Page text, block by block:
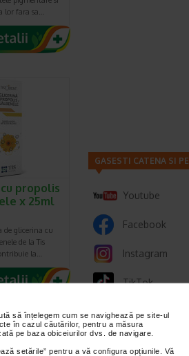
să înțelegem cum se navighează pe site-ul
în cazul căutărilor, pentru a măsura
pe baza obiceiurilor dvs. de navigare.
setările” pentru a vă configura opțiunile. Vă
lor fara sa…
propolis
x 25ml
de glicerina cu
de la Tis
la…
GASESTI CATENA SI PE
Youtube
Facebook
Instagram
TikTok
Whatsapp